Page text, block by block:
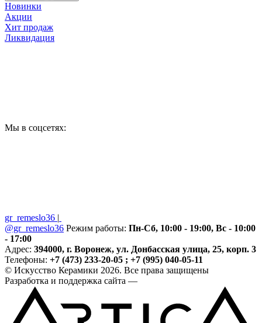
Новинки
Акции
Хит продаж
Ликвидация
Мы в соцсетях:
gr_remeslo36 |
@gr_remeslo36 Режим работы: Пн-Сб, 10:00 - 19:00, Вс - 10:00
- 17:00
Адрес: 394000, г. Воронеж, ул. Донбасская улица, 25, корп. 3
Телефоны: +7 (473) 233-20-05 ; +7 (995) 040-05-11
© Искусство Керамики 2026. Все права защищены
Разработка и поддержка сайта —